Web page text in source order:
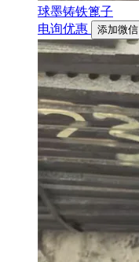
球墨铸铁篦子
电询优惠
添加微信